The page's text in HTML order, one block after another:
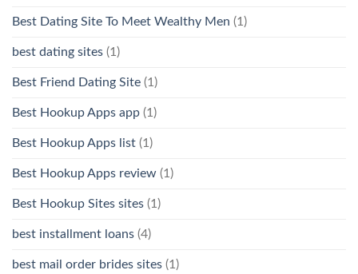
Best Dating Site To Meet Wealthy Men (1)
best dating sites (1)
Best Friend Dating Site (1)
Best Hookup Apps app (1)
Best Hookup Apps list (1)
Best Hookup Apps review (1)
Best Hookup Sites sites (1)
best installment loans (4)
best mail order brides sites (1)